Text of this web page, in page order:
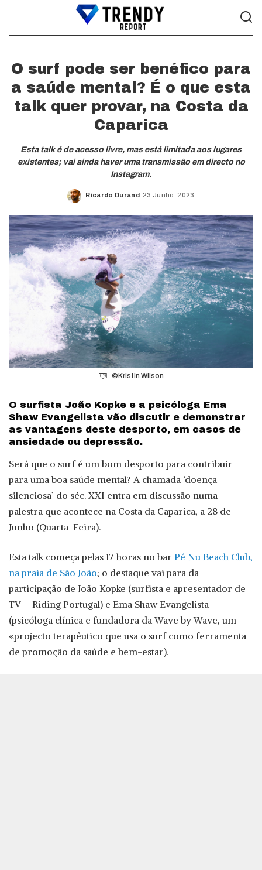
O surf pode ser benéfico para
a saúde mental? É o que esta
talk quer provar, na Costa da
Caparica
Esta talk é de acesso livre, mas está limitada aos lugares
existentes; vai ainda haver uma transmissão em directo no
Instagram.
Posted
Ricardo Durand 23 Junho, 2023
©Kristin Wilson
O surfista João Kopke e a psicóloga Ema
Shaw Evangelista vão discutir e demonstrar
as vantagens deste desporto, em casos de
ansiedade ou depressão.
Será que o surf é um bom desporto para contribuir
para uma boa saúde mental? A chamada ‘doença
silenciosa’ do séc. XXI entra em discussão numa
palestra que acontece na Costa da Caparica, a 28 de
Junho (Quarta-Feira).
Esta talk começa pelas 17 horas no bar Pé Nu Beach Club,
na praia de São João; o destaque vai para da
participação de João Kopke (surfista e apresentador de
TV – Riding Portugal) e Ema Shaw Evangelista
(psicóloga clínica e fundadora da Wave by Wave, um
«projecto terapêutico que usa o surf como ferramenta
de promoção da saúde e bem-estar).